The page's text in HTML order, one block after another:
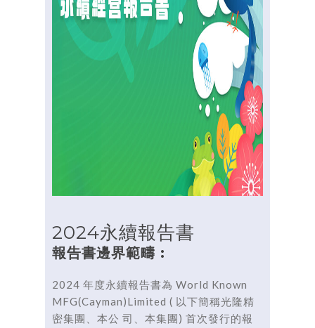
2024永續報告書
報告書邊界範疇 :
2024 年度永續報告書為 World Known
MFG(Cayman)Limited ( 以下簡稱光隆精
密集團、本公 司、本集團) 首次發行的報